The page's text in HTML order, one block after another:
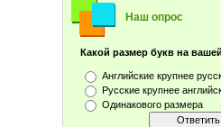
Наш опрос
Какой размер букв на
Английские крупнее
Русские крупнее
Одинакового размера